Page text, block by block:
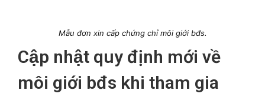
Mẫu đơn xin cấp chứng chỉ môi giới bđs.
Cập nhật quy định mới về
môi giới bđs khi tham gia